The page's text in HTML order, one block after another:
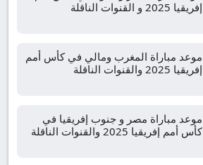
إفريقيا 2025 و القنوات الناقلة
موعد مباراة المغرب ومالي في كأس أمم
إفريقيا 2025 والقنوات الناقلة
موعد مباراة مصر و جنوب إفريقيا في
كأس أمم إفريقيا 2025 والقنوات الناقلة